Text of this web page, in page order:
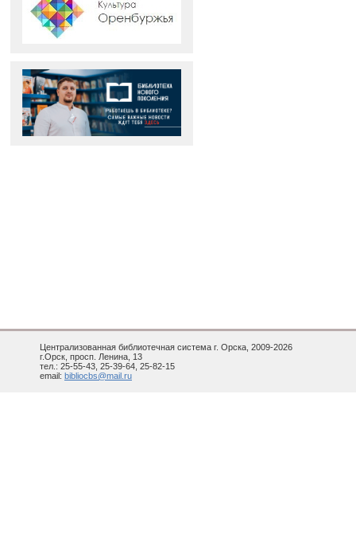
Централизованная библиотечная система г. Орска, 2009-2026
г.Орск, просп. Ленина, 13
тел.: 25-55-43, 25-39-64, 25-82-15
email: bibliocbs@mail.ru